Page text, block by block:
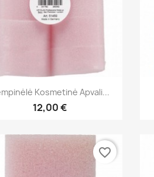
Greita peržiūra
Kosmetinė Apvali...
12,00 €
favorite_border